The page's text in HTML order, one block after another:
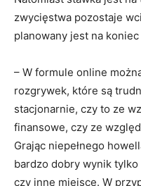
zwycięstwa pozostaje
planowany jest na
– W formule online
rozgrywek, które są
stacjonarnie, czy to ze
finansowe, czy ze
Grając niepełnego
bardzo dobry wynik tylko
czy inne miejsce. W